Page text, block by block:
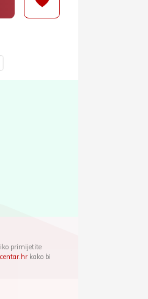
primijetite
kako bi